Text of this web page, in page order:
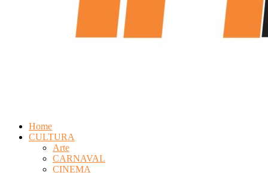
Home
CULTURA
Arte
CARNAVAL
CINEMA